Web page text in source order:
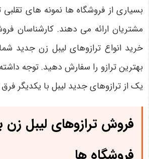
بسیاری از فروشگاه‌ ها نمونه ‌های تقلبی
مشتریان ارائه می‌ دهند. کارشناسان
خرید انواع ترازوهای لیبل زن جدید شما
بهترین ترازو را سفارش دهید. توجه
یک از ترازوهای جدید لیبل با یکدیگر
فروش ترازوهای لیبل زن